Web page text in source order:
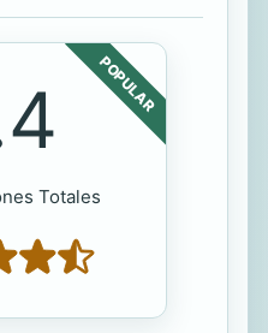
POPULAR
Totales